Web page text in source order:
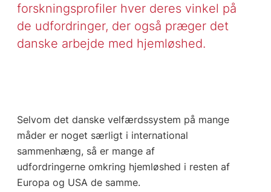
forskningsprofiler hver deres vinkel på
de udfordringer, der også præger det
danske arbejde med hjemløshed.
Selvom det danske velfærdssystem på mange
måder er noget særligt i international
sammenhæng, så er mange af
udfordringerne omkring hjemløshed i resten af
Europa og USA de samme.